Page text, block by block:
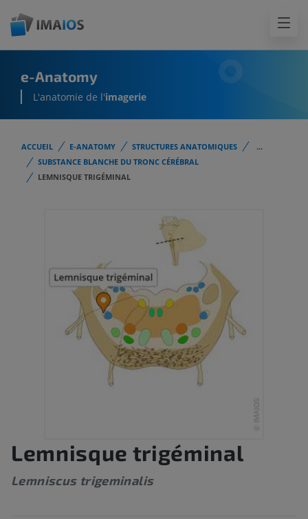
e-Anatomy
L'anatomie de l'imagerie
ACCUEIL E-ANATOMY STRUCTURES ANATOMIQUES
...
SUBSTANCE BLANCHE DU TRONC CÉRÉBRAL
LEMNISQUE TRIGÉMINAL
Lemnisque trigéminal
Lemniscus trigeminalis